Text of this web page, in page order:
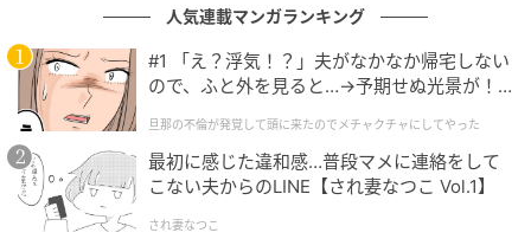
ビョン・ウソクの心を奪ったイ・アン大君は、声を上
げることも、輝くことも許されない「王室の次男」と
いう立場のせいで、本来の自分を隠して生きてきた人
物だ。
ビョン・ウソクは彼を象徴するキーワードとして、
「孤独さ」「気概」「国民から愛される」という言葉
人気連載マンガランキング
#1 「え？浮気！？」夫がなかなか帰宅しない
ので、ふと外を見ると…→予期せぬ光景が！
クチャにしてやった
旦那の不倫が発覚して頭に来たのでメチャクチャにしてやった
最初に感じた違和感…普段マメに連絡をして
こない夫からのLINE【され妻なつこ Vol.1】
され妻なつこ